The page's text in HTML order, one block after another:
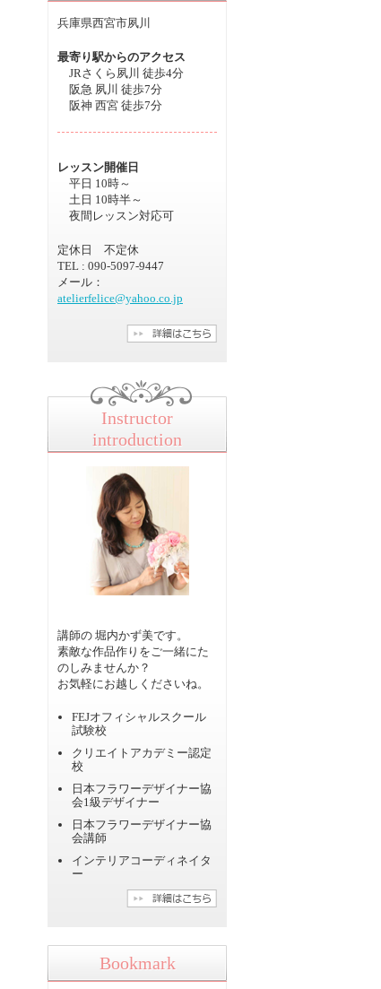
兵庫県西宮市夙川
最寄り駅からのアクセス
JRさくら夙川 徒歩4分
阪急 夙川 徒歩7分
阪神 西宮 徒歩7分
レッスン開催日
平日 10時～
土日 10時半～
夜間レッスン対応可
定休日 不定休
TEL : 090-5097-9447
メール：
atelierfelice@yahoo.co.jp
Instructor
introduction
講師の 堀内かず美です。
素敵な作品作りをご一緒にた
のしみませんか？
お気軽にお越しくださいね。
FEJオフィシャルスクール
試験校
クリエイトアカデミー認定
校
日本フラワーデザイナー協
会1級デザイナー
日本フラワーデザイナー協
会講師
インテリアコーディネイタ
ー
Bookmark